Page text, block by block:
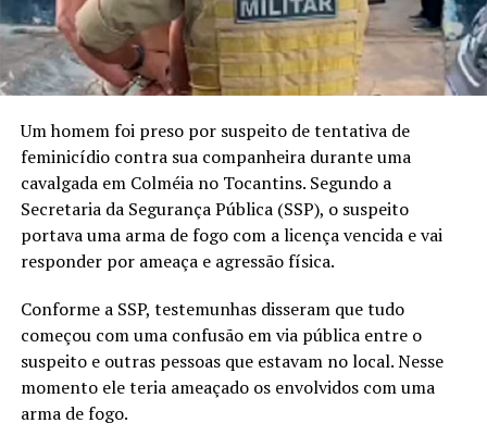
Um homem foi preso por suspeito de tentativa de
feminicídio contra sua companheira durante uma
cavalgada em Colméia no Tocantins. Segundo a
Secretaria da Segurança Pública (SSP), o suspeito
portava uma arma de fogo com a licença vencida e vai
responder por ameaça e agressão física.
Conforme a SSP, testemunhas disseram que tudo
começou com uma confusão em via pública entre o
suspeito e outras pessoas que estavam no local. Nesse
momento ele teria ameaçado os envolvidos com uma
arma de fogo.